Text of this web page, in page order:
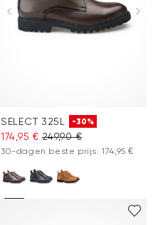
SELECT 325L -30%
174,95 € 249,90 €
30-dagen beste prijs: 174,95 €